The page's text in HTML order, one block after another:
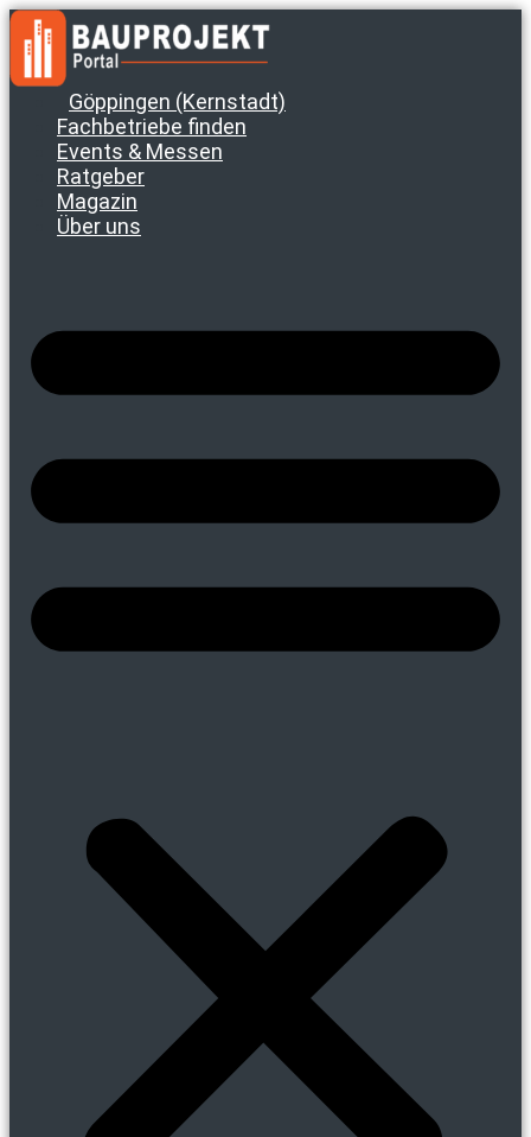
Zum
Inhalt
springen
Göppingen (Kernstadt)
Fachbetriebe finden
Events & Messen
Ratgeber
Magazin
Über uns